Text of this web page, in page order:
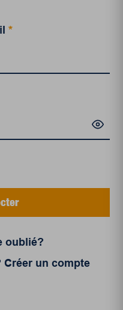
*
oublié?
Créer un compte